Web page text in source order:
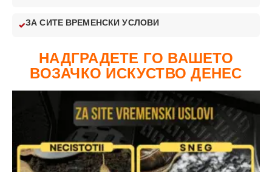
ЗА СИТЕ ВРЕМЕНСКИ УСЛОВИ
НАДГРАДЕТЕ ГО ВАШЕТО
ВОЗАЧКО ИСКУСТВО ДЕНЕС